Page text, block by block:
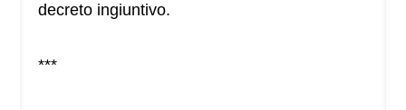
decreto ingiuntivo.
***